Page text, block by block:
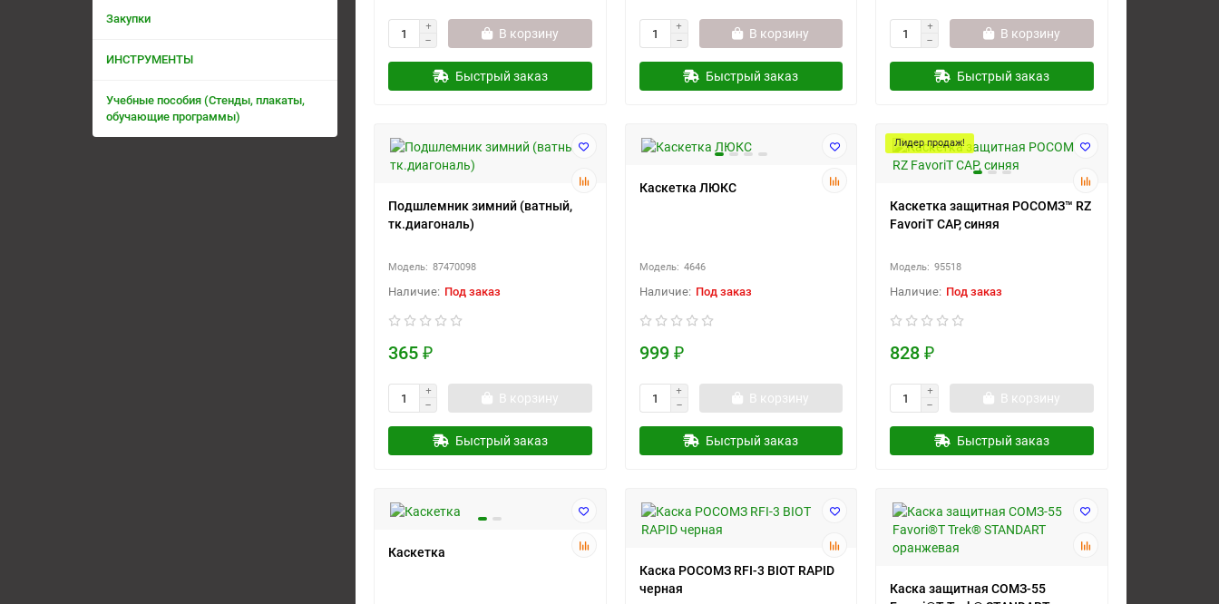
Закупки
ИНСТРУМЕНТЫ
Учебные пособия (Стенды, плакаты,
обучающие программы)
В корзину
Быстрый заказ
В корзину
Быстрый заказ
В корзину
Быстрый заказ
Подшлемник зимний (ватный,
тк.диагональ)
87470098
Под заказ
365 ₽
В корзину
Быстрый заказ
Каскетка ЛЮКС
4646
Под заказ
999 ₽
В корзину
Быстрый заказ
Лидер продаж!
Каскетка защитная РОСОМЗ™ RZ
FavoriT CAP, синяя
95518
Под заказ
828 ₽
В корзину
Быстрый заказ
Каскетка
Каска РОСОМЗ RFI-3 BIOT RAPID
черная
Каска защитная СОМЗ-55